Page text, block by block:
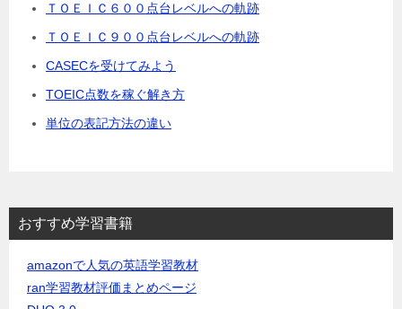
ＴＯＥＩＣ６００点台レベルへの軌跡
ＴＯＥＩＣ９００点台レベルへの軌跡
CASECを受けてみよう
TOEIC点数を稼ぐ解き方
単位の表記方法の違い
おすすめ学習書籍
amazonで人気の英語学習教材
ran学習教材評価まとめページ